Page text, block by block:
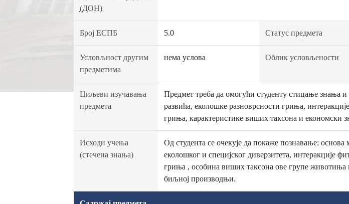
(ДОН)
Број ЕСПБ 5.0 Статус предмета
Условљност другим
предметима
нема услова Облик условљености
Циљеви изучавања
предмета
Предмет треба да омогући студенту стицање знања
развића, еколошке разноврсности гриња,
гриња, карактеристике виших таксона и економски
Исходи учења
(стечена знања)
Од студента се очекује да покаже познавање:
еколошког и специјског диверзитета, интеракције
гриња , особина виших таксона ове групе животиња
биљној производњи.